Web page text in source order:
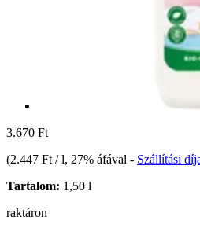
3.670 Ft
(2.447 Ft / l, 27% áfával - Szállítási
Tartalom: 1,50 l
raktáron